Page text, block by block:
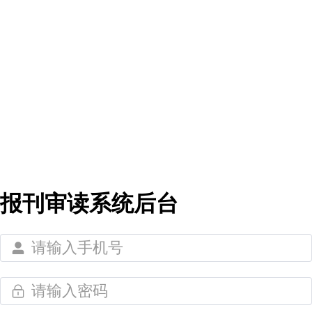
报刊审读系统后台